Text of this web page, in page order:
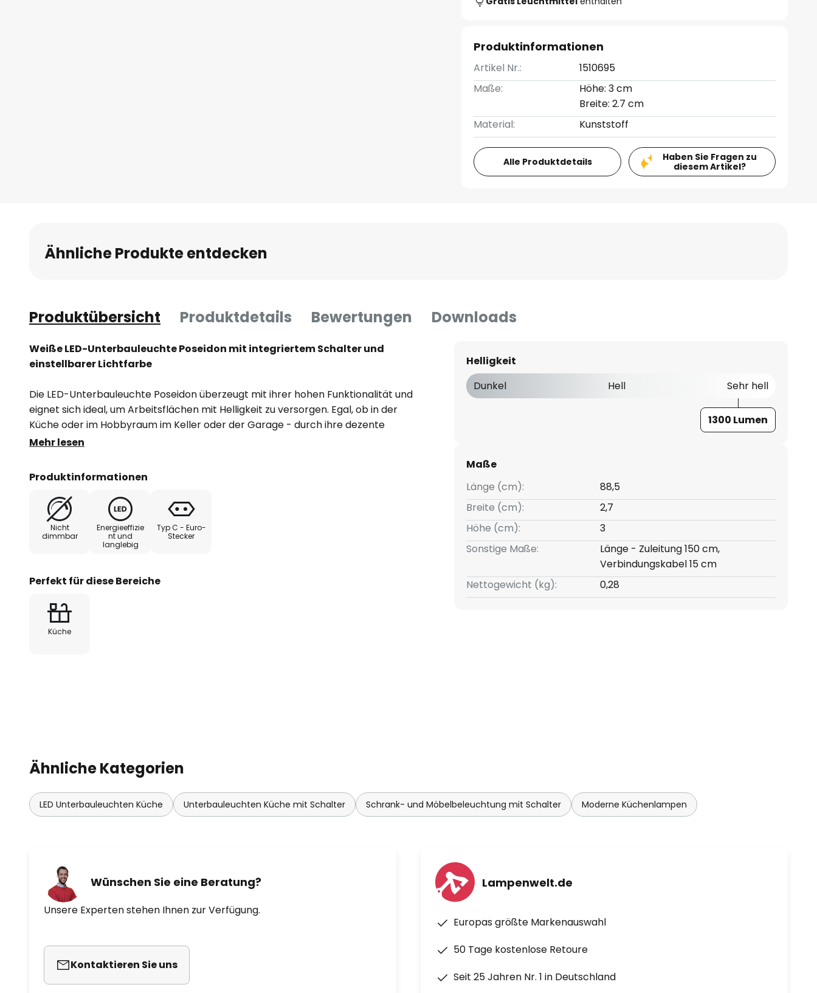
Produktinformationen
Artikel Nr.:
1510695
Maße:
Höhe: 3 cm
Breite: 2.7 cm
Material:
Kunststoff
Alle Produktdetails
Haben Sie Fragen zu
diesem Artikel?
Ähnliche Produkte entdecken
Produktübersicht Produktdetails Bewertungen Downloads
Weiße LED-Unterbauleuchte Poseidon mit integriertem Schalter und
einstellbarer Lichtfarbe
Die LED-Unterbauleuchte Poseidon überzeugt mit ihrer hohen Funktionalität und
eignet sich ideal, um Arbeitsflächen mit Helligkeit zu versorgen. Egal, ob in der
Küche oder im Hobbyraum im Keller oder der Garage - durch ihre dezente
Farbgebung in weiß und die schmalen Maße ist Poseidon vielseitig im ganzen
sich die Farbtemperatur in drei Stufen von warm- bis tageslichtweiß variieren. Die
Unterbauleuchte zudem ein- und ausgeschaltet werden kann. Eine Zuleitung sowie
ein Verbindungskabel, mit dem eine weitere Leuchte angeschlossen werden kann,
sind im Lieferumfang enthalten. Maximal lassen sich zehn Leuchten miteinander
- inkl. Montagematerial, Zuleitung und Verbindungskabel
- inkl. Schalter zum Ein-/Ausschalten und steuern der Farbtemperatur
- nicht dimmbar
Mehr lesen
Produktinformationen
Nicht
dimmbar
Energieeffizie
nt und
langlebig
Typ C - Euro-
Stecker
Perfekt für diese Bereiche
Küche
Helligkeit
Dunkel
Hell Sehr hell
1300 Lumen
Maße
Länge (cm):
88,5
Breite (cm):
2,7
Höhe (cm):
3
Sonstige Maße:
Länge - Zuleitung 150 cm,
Verbindungskabel 15 cm
Nettogewicht (kg):
0,28
Ähnliche Kategorien
LED Unterbauleuchten Küche Unterbauleuchten Küche mit Schalter Schrank- und Möbelbeleuchtung mit Schalter Moderne Küchenlampen
Wünschen Sie eine Beratung?
Unsere Experten stehen Ihnen zur Verfügung.
Kontaktieren Sie uns
Lampenwelt.de
Europas größte Markenauswahl
50 Tage kostenlose Retoure
Seit 25 Jahren Nr. 1 in Deutschland